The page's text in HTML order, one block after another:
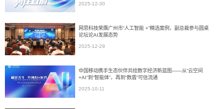
2025-12-30
网思科技荣膺广州市“人工智能 +”精选案例，副总裁参与圆桌
论坛论AI发展态势
2025-12-29
中国移动携手生态伙伴共绘数字经济新蓝图——从“云空间
+AI”到“智能体”，再到“数盾”可信流通
2025-10-11